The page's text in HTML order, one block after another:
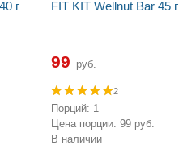
г FIT KIT Wellnut Bar 45 г
99 руб.
2
Порций: 1
Цена порции: 99 руб.
В наличии